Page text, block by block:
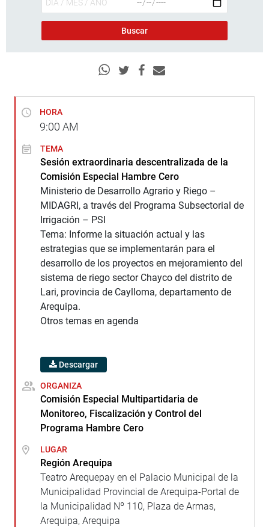
HORA
9:00 AM
TEMA
Sesión extraordinaria descentralizada de la
Comisión Especial Hambre Cero
Ministerio de Desarrollo Agrario y Riego –
MIDAGRI, a través del Programa Subsectorial de
Irrigación – PSI
Tema: Informe la situación actual y las
estrategias que se implementarán para el
desarrollo de los proyectos en mejoramiento del
sistema de riego sector Chayco del distrito de
Lari, provincia de Caylloma, departamento de
Arequipa.
Otros temas en agenda
Descargar
ORGANIZA
Comisión Especial Multipartidaria de
Monitoreo, Fiscalización y Control del
Programa Hambre Cero
LUGAR
Región Arequipa
Teatro Arequepay en el Palacio Municipal de la
Municipalidad Provincial de Arequipa-Portal de
la Municipalidad Nº 110, Plaza de Armas,
Arequipa, Arequipa